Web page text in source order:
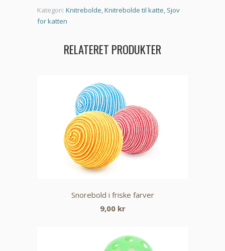
Kategori: Knitrebolde,Knitrebolde til katte, Sjov
for katten
RELATERET PRODUKTER
Snorebold i friske farver
9,00 kr